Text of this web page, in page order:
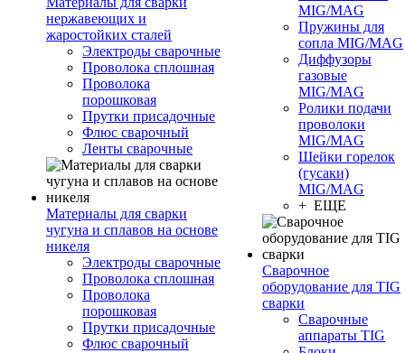
нержавеющих и
жаростойких сталей
Электроды сварочные
Проволока сплошная
Проволока
порошковая
Прутки присадочные
Флюс сварочный
Ленты сварочные
Материалы для сварки
чугуна и сплавов на основе
никеля
Электроды сварочные
Проволока сплошная
Проволока
порошковая
Прутки присадочные
Флюс сварочный
MIG/MAG
Пружины для
сопла MIG/MAG
Диффузоры
газовые
MIG/MAG
Ролики подачи
проволоки
MIG/MAG
Шейки горелок
(гусаки)
MIG/MAG
+ ЕЩЕ
Сварочное
оборудование для TIG
сварки
Сварочные
аппараты TIG